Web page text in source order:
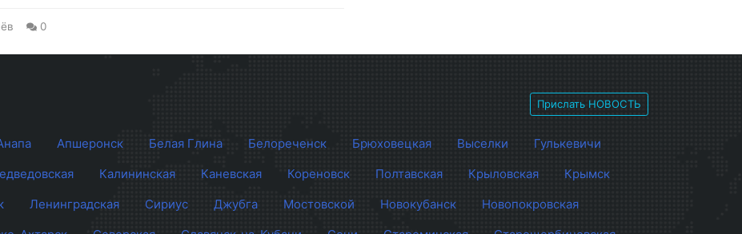
0
Прислать НОВОСТЬ
Апшеронск Белая Глина Белореченск Брюховецкая Выселки
Гулькевичи
Калининская Каневская Кореновск Полтавская Крыловская
Крымск
Ленинградская Сириус Джубга Мостовской Новокубанск
Новопокровская